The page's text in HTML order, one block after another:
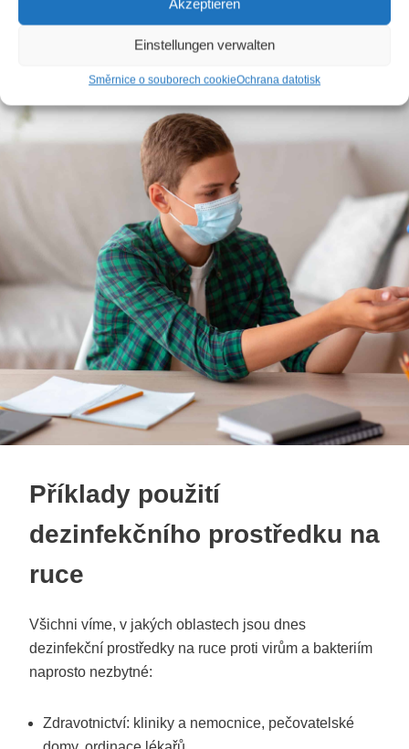
Akzeptieren
Einstellungen verwalten
Směrnice o souborech cookieOchrana datotisk
Příklady použití
dezinfekčního prostředku na
ruce
Všichni víme, v jakých oblastech jsou dnes
dezinfekční prostředky na ruce proti virům a bakteriím
naprosto nezbytné:
Zdravotnictví: kliniky a nemocnice, pečovatelské